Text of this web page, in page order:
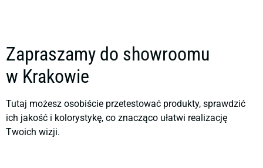
Zapraszamy do showroomu
w Krakowie
Tutaj możesz osobiście przetestować produkty, sprawdzić
ich jakość i kolorystykę, co znacząco ułatwi realizację
Twoich wizji.